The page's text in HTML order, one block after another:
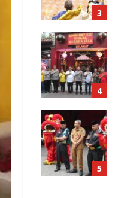
3
4
5